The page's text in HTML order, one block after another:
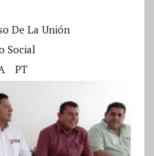
De La Unión
Social
PT